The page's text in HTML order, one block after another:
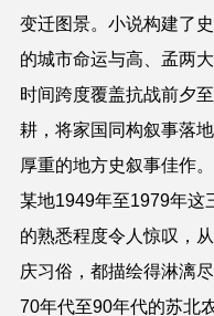
变迁图景。小说构建了
的城市命运与高、孟两
时间跨度覆盖抗战前夕
耕，将家国同构叙事落
厚重的地方史叙事佳作
某地1949年至1979年这
的熟悉程度令人惊叹，
庆习俗，都描绘得淋漓
70年代至90年代的苏北